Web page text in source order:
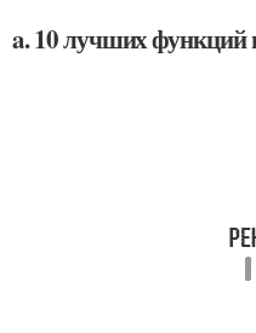
a. 10 лучших функций